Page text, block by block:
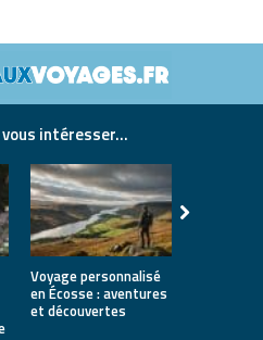
intéresser...
Voyage personnalisé
en Écosse : aventures
et découvertes